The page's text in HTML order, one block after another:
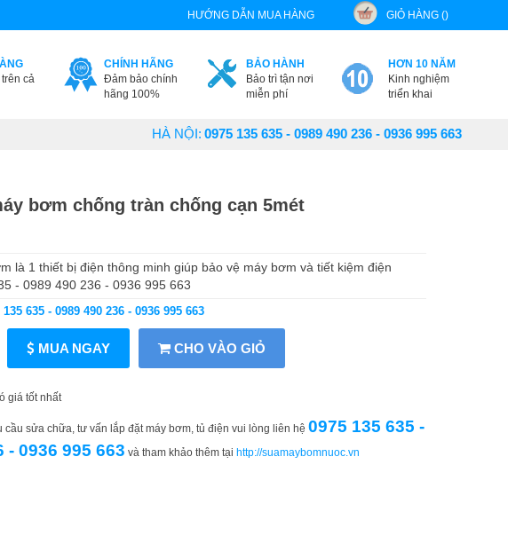
HƯỚNG DẪN MUA HÀNG GIỎ HÀNG ()
cả
CHÍNH HÃNG
Đảm bảo chính
hãng 100%
BẢO HÀNH
Bảo trì tận nơi
miễn phí
HƠN 10 NĂM
Kinh nghiệm
triển khai
HÀ NỘI: 0975 135 635 - 0989 490 236 - 0936 995 663
bơm chống tràn chống cạn 5mét
là 1 thiết bị điện thông minh giúp bảo vệ máy bơm và tiết kiệm điện
- 0989 490 236 - 0936 995 663
635 - 0989 490 236 - 0936 995 663
MUA NGAY CHO VÀO GIỎ
giá tốt nhất
sửa chữa, tư vấn lắp đặt máy bơm, tủ điện vui lòng liên hệ 0975 135 635 -
- 0936 995 663 và tham khảo thêm tại http://suamaybomnuoc.vn